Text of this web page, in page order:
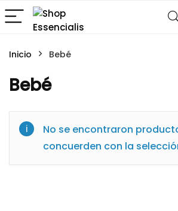
Inicio Bebé
Bebé
No se encontraron
concuerden con la